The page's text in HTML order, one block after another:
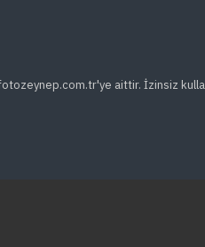
aittir. İzinsiz